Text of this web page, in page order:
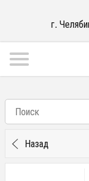
г.
Назад